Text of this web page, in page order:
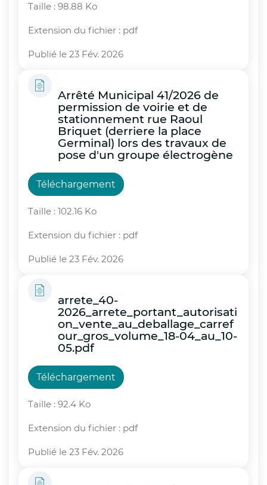
Taille : 98.88 Ko
Extension du fichier : pdf
Publié le 23 Fév. 2026
Arrêté Municipal 41/2026 de
permission de voirie et de
stationnement rue Raoul
Briquet (derriere la place
Germinal) lors des travaux de
pose d'un groupe électrogène
Téléchargement
Taille : 102.16 Ko
Extension du fichier : pdf
Publié le 23 Fév. 2026
arrete_40-
2026_arrete_portant_autorisati
on_vente_au_deballage_carref
our_gros_volume_18-04_au_10-
05.pdf
Téléchargement
Taille : 92.4 Ko
Extension du fichier : pdf
Publié le 23 Fév. 2026